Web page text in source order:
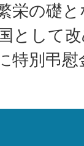
栄の礎
として
特別弔